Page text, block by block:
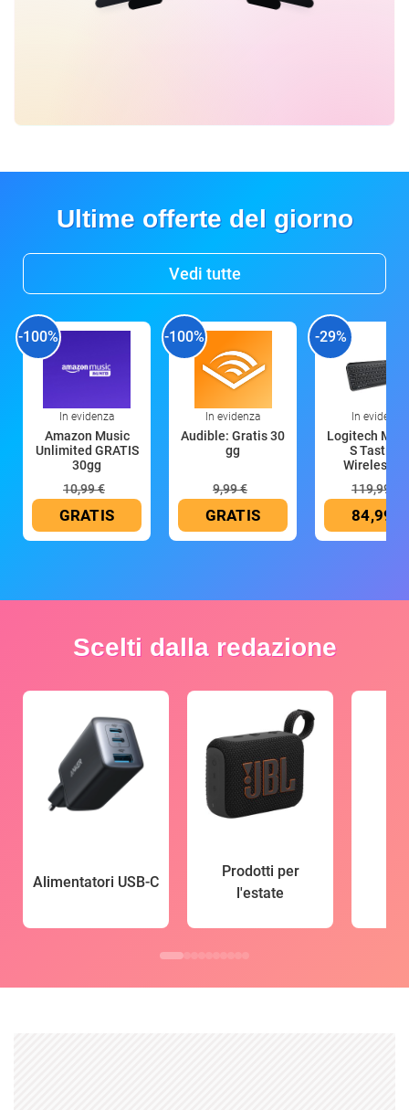
Ultime offerte del giorno
Vedi tutte
-100%
In evidenza
Amazon Music
Unlimited GRATIS
30gg
10,99 €
GRATIS
-100%
In evidenza
Audible: Gratis 30
gg
9,99 €
GRATIS
-29%
In evidenza
Logitech MX
S Tastiera
Wireless
119,99 €
84,99 €
Scelti dalla redazione
Alimentatori USB-C
Prodotti per
l'estate